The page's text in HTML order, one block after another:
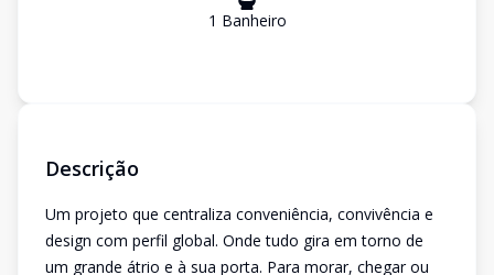
1 Banheiro
Descrição
Um projeto que centraliza conveniência, convivência e
design com perfil global. Onde tudo gira em torno de
um grande átrio e à sua porta. Para morar, chegar ou